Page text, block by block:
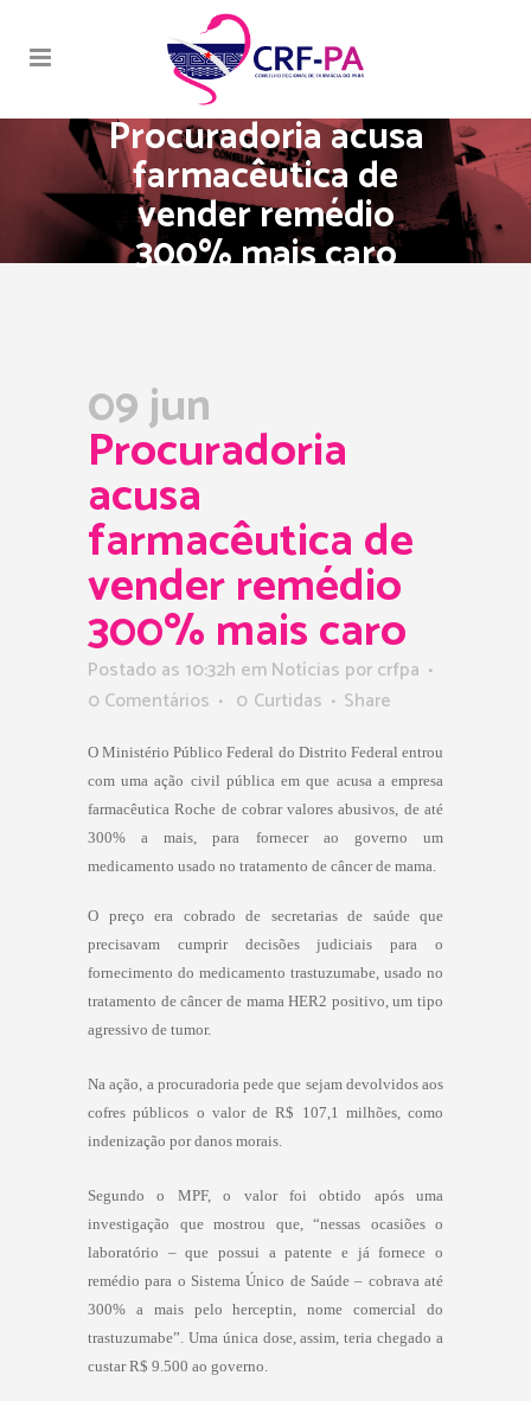
Procuradoria acusa
farmacêutica de
vender remédio
300% mais caro
09 jun
Procuradoria
acusa
farmacêutica de
vender remédio
300% mais caro
Postado as 10:32h emNotícias porcrfpa
0 Comentários
0 Curtidas Share
O Ministério Público Federal do Distrito Federal entrou
com uma ação civil pública em que acusa a empresa
farmacêutica Roche de cobrar valores abusivos, de até
300% a mais, para fornecer ao governo um
medicamento usado no tratamento de câncer de mama.
O preço era cobrado de secretarias de saúde que
precisavam cumprir decisões judiciais para o
fornecimento do medicamento trastuzumabe, usado no
tratamento de câncer de mama HER2 positivo, um tipo
agressivo de tumor.
Na ação, a procuradoria pede que sejam devolvidos aos
cofres públicos o valor de R$ 107,1 milhões, como
indenização por danos morais.
Segundo o MPF, o valor foi obtido após uma
investigação que mostrou que, “nessas ocasiões o
laboratório – que possui a patente e já fornece o
remédio para o Sistema Único de Saúde – cobrava até
300% a mais pelo herceptin, nome comercial do
trastuzumabe”. Uma única dose, assim, teria chegado a
custar R$ 9.500 ao governo.